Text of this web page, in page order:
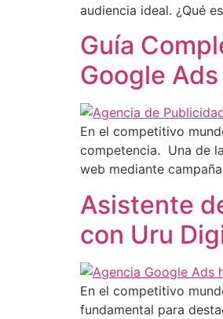
audiencia ideal. ¿Qué
Guía
Google Ads
En el competitivo
competencia. Una de
web mediante
Asistente
con Uru
En el competitivo
fundamental para